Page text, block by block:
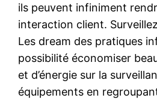
ils peuvent infiniment
interaction client.
Les dream des pratiques
possibilité économiser
et d’énergie sur la
équipements en